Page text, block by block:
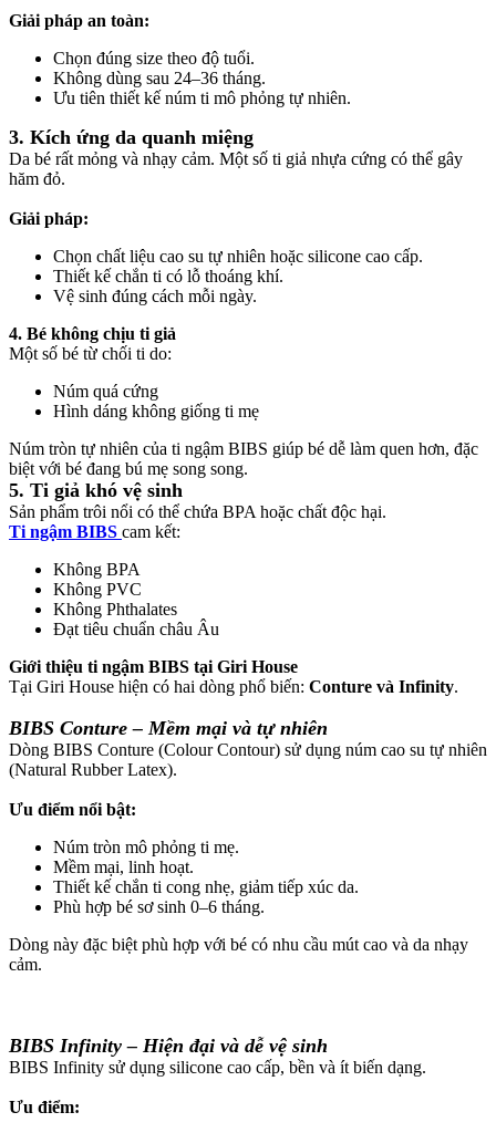
Giải pháp an toàn:
Chọn đúng size theo độ tuổi.
Không dùng sau 24–36 tháng.
Ưu tiên thiết kế núm ti mô phỏng tự nhiên.
3. Kích ứng da quanh miệng
Da bé rất mỏng và nhạy cảm. Một số ti giả nhựa cứng có thể gây
hăm đỏ.
Giải pháp:
Chọn chất liệu cao su tự nhiên hoặc silicone cao cấp.
Thiết kế chắn ti có lỗ thoáng khí.
Vệ sinh đúng cách mỗi ngày.
4. Bé không chịu ti giả
Một số bé từ chối ti do:
Núm quá cứng
Hình dáng không giống ti mẹ
Núm tròn tự nhiên của ti ngậm BIBS giúp bé dễ làm quen hơn, đặc
biệt với bé đang bú mẹ song song.
5. Ti giả khó vệ sinh
Sản phẩm trôi nổi có thể chứa BPA hoặc chất độc hại.
Ti ngậm BIBS cam kết:
Không BPA
Không PVC
Không Phthalates
Đạt tiêu chuẩn châu Âu
Giới thiệu ti ngậm BIBS tại Giri House
Tại Giri House hiện có hai dòng phổ biến: Conture và Infinity.
BIBS Conture – Mềm mại và tự nhiên
Dòng BIBS Conture (Colour Contour) sử dụng núm cao su tự nhiên
(Natural Rubber Latex).
Ưu điểm nổi bật:
Núm tròn mô phỏng ti mẹ.
Mềm mại, linh hoạt.
Thiết kế chắn ti cong nhẹ, giảm tiếp xúc da.
Phù hợp bé sơ sinh 0–6 tháng.
Dòng này đặc biệt phù hợp với bé có nhu cầu mút cao và da nhạy
cảm.
BIBS Infinity – Hiện đại và dễ vệ sinh
BIBS Infinity sử dụng silicone cao cấp, bền và ít biến dạng.
Ưu điểm: